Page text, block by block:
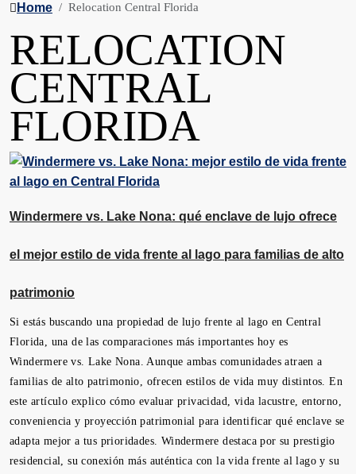
Home Relocation Central Florida
RELOCATION
CENTRAL
FLORIDA
Windermere vs. Lake Nona: qué enclave de lujo ofrece
el mejor estilo de vida frente al lago para familias de alto
patrimonio
Si estás buscando una propiedad de lujo frente al lago en Central
Florida, una de las comparaciones más importantes hoy es
Windermere vs. Lake Nona. Aunque ambas comunidades atraen a
familias de alto patrimonio, ofrecen estilos de vida muy distintos. En
este artículo explico cómo evaluar privacidad, vida lacustre, entorno,
conveniencia y proyección patrimonial para identificar qué enclave se
adapta mejor a tus prioridades. Windermere destaca por su prestigio
residencial, su conexión más auténtica con la vida frente al lago y su